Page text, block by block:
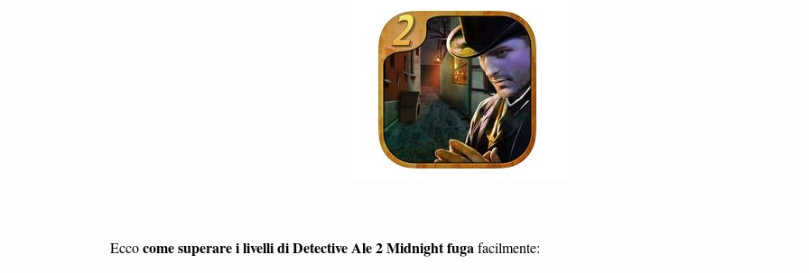
Eccocome superare i livelli di Detective Ale 2 Midnight fugafacilmente: